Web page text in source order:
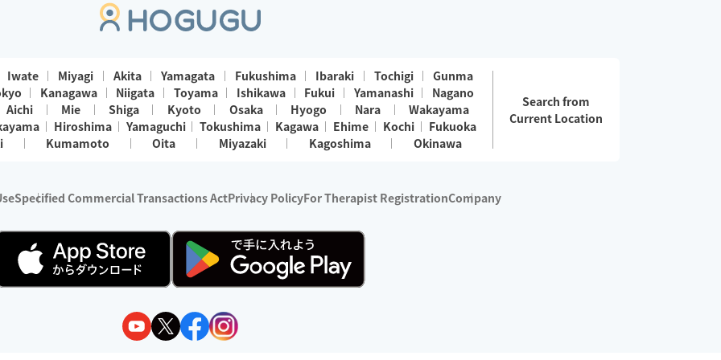
Iwate Miyagi Akita Yamagata Fukushima Ibaraki Tochigi
Gunma
Kanagawa Niigata Toyama Ishikawa Fukui Yamanashi
Nagano
Aichi
Mie Shiga Kyoto Osaka Hyogo Nara
Wakayama
Hiroshima Yamaguchi Tokushima Kagawa Ehime Kochi
Fukuoka
Kumamoto Oita Miyazaki Kagoshima Okinawa
Search from
Current Location
Specified Commercial Transactions ActPrivacy PolicyFor Therapist RegistrationCompany